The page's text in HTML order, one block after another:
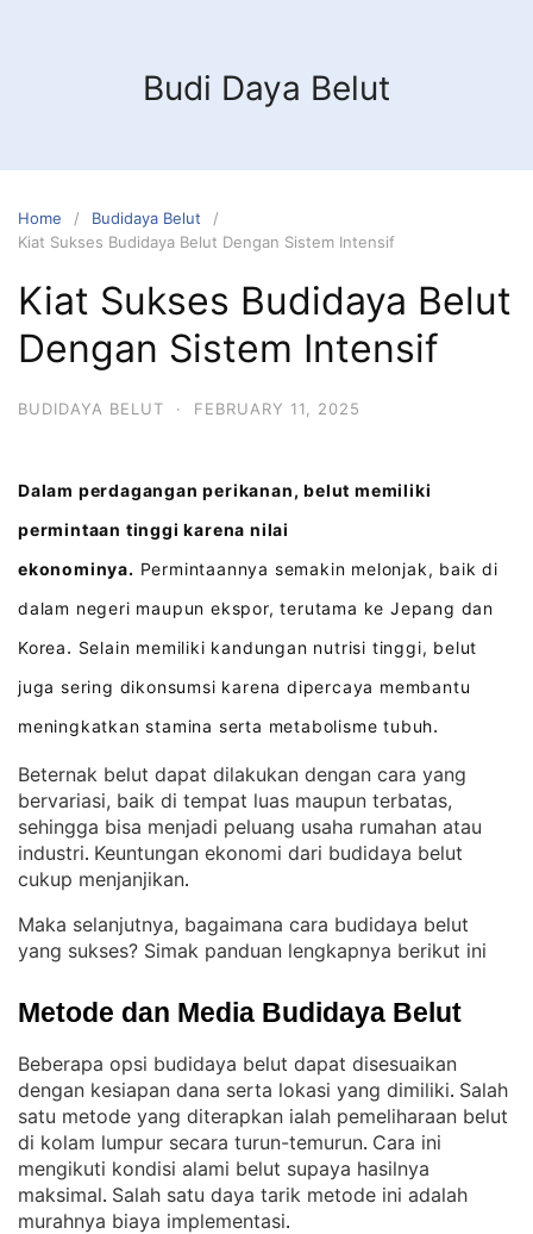
Budi Daya Belut
Home
Budidaya Belut
Kiat Sukses Budidaya Belut Dengan Sistem Intensif
Kiat Sukses Budidaya Belut
Dengan Sistem Intensif
BUDIDAYA BELUT · FEBRUARY 11, 2025
Dalam perdagangan perikanan, belut memiliki
permintaan tinggi karena nilai
ekonominya. Permintaannya semakin melonjak, baik di
dalam negeri maupun ekspor, terutama ke Jepang dan
Korea. Selain memiliki kandungan nutrisi tinggi, belut
juga sering dikonsumsi karena dipercaya membantu
meningkatkan stamina serta metabolisme tubuh.
Beternak belut dapat dilakukan dengan cara yang
bervariasi, baik di tempat luas maupun terbatas,
sehingga bisa menjadi peluang usaha rumahan atau
industri. Keuntungan ekonomi dari budidaya belut
cukup menjanjikan.
Maka selanjutnya, bagaimana cara budidaya belut
yang sukses? Simak panduan lengkapnya berikut ini
Metode dan Media Budidaya Belut
Beberapa opsi budidaya belut dapat disesuaikan
dengan kesiapan dana serta lokasi yang dimiliki. Salah
satu metode yang diterapkan ialah pemeliharaan belut
di kolam lumpur secara turun-temurun. Cara ini
mengikuti kondisi alami belut supaya hasilnya
maksimal. Salah satu daya tarik metode ini adalah
murahnya biaya implementasi.